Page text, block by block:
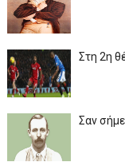
Στη 2η
Σαν